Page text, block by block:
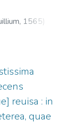
1565)
De
reuisa : in
quae